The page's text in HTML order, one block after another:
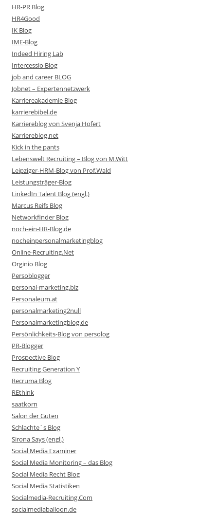
HR-PR Blog
HR4Good
IK Blog
IME-Blog
Indeed Hiring Lab
Intercessio Blog
job and career BLOG
Jobnet – Expertennetzwerk
Karriereakademie Blog
karrierebibel.de
Karriereblog von Svenja Hofert
Karriereblog.net
Kick in the pants
Lebenswelt Recruiting – Blog von M.Witt
Leipziger-HRM-Blog von Prof.Wald
Leistungsträger-Blog
LinkedIn Talent Blog (engl.)
Marcus Reifs Blog
Networkfinder Blog
noch-ein-HR-Blog.de
nocheinpersonalmarketingblog
Online-Recruiting.Net
Orginio Blog
Persoblogger
personal-marketing.biz
Personaleum.at
personalmarketing2null
Personalmarketingblog.de
Persönlichkeits-Blog von persolog
PR-Blogger
Prospective Blog
Recruiting Generation Y
Recruma Blog
REthink
saatkorn
Salon der Guten
Schlachte´s Blog
Sirona Says (engl.)
Social Media Examiner
Social Media Monitoring – das Blog
Social Media Recht Blog
Social Media Statistiken
Socialmedia-Recruiting.Com
socialmediaballoon.de